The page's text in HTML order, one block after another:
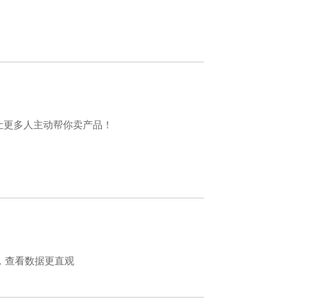
多人主动帮你卖产品！
查看数据更直观